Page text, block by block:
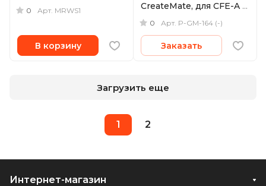
0 Арт. MRWS1
В корзину
CreateMate, для CFE-A /
SD, черный
0 Арт. P-GM-164 (-)
Заказать
Загрузить еще
1 2
Интернет-магазин